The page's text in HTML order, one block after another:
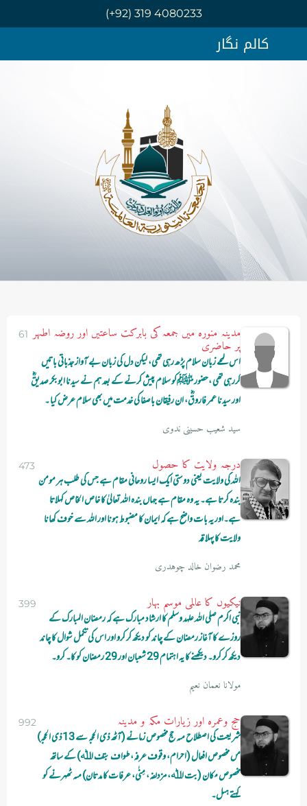
(+92) 319 4080233
کالم نگار
مدینہ منورہ میں جمعہ کی بابرکت ساعتیں اور روضہ اطہر
پر حاضری
اس لمحے زبان سلام پڑھ رہی تھی، لیکن دل کی زبان بے آواز جذباتی باتیں
کررہی تھی ،حضور ﷺکو سلام پیش کرنے کے بعد ہم نے سیدنا ابوبکر صدیقؓ
اور سیدنا عمر فاروقؓ، ان رفیقان باصفا کی خدمت میں بھی سلام عرض کیا ۔
سید شعیب حسینی ندوی
61
درجہ ولایت کا حصول
اللہ کی ولایت یعنی دوستی ایک ایسا روحانی مقام ہے جس کی طلب ہر مومن
بندہ کرتا ہے۔ یہ وہ مقام ہے جہاں بندہ اللہ تعالیٰ کا خاص الخاص کہلاتا
ہے۔اور یہ بات واضح ہے کہ ایمان کا مضبوط ہونا اور اللہ سے خوف کھانا
ولایت کا پہلا قد
محمد رضوان خالد چوہدری
473
نیکیوں کا عالمی موسم بہار
نبی اکرم صلی اللہ علہد وسلم کا ارشاد مبارک ہے کہ رمضان المبارک کے
روزے کا آغاز رمضان کے چاند کو دیکھ کر کرو اور اس کی تکمل شوال کا چاند
دیکھ کر کرو۔ دیکھنے کا یہ اہتمام 29 شعبان اور 29 رمضان کو کا۔ کرو۔
مولانا نعمان نعیم
399
حج وعمرہ اور زیارات مکہ و مدینہ
شریعت کی اصطلاح مںہ حج مخصوص زمانے (آٹھ ذی الحجہ سے 13ذی الحجہ)
مں مخصوص افعال (احرام، وقوف عرفہ، طواف بتف اﷲ) کے ساتھ
مخصوص مکان (بت اﷲ، مزدلفہ، مِنٰی، عرفات کا مدتان) مںہ ٹھہرنے کو
کہتے ہںل۔
992